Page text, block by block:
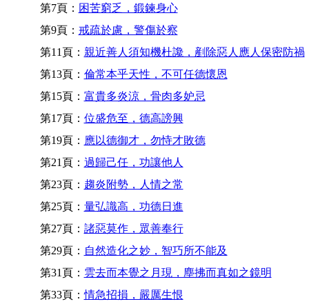
第7頁： 困苦窮乏，鍛鍊身心
第9頁： 戒疏於慮，警傷於察
第11頁： 親近善人須知機杜讒，剷除惡人應人保密防禍
第13頁： 倫常本乎天性，不可任德懷恩
第15頁： 富貴多炎涼，骨肉多妒忌
第17頁： 位盛危至，德高謗興
第19頁： 應以德御才，勿恃才敗德
第21頁： 過歸己任，功讓他人
第23頁： 趨炎附勢，人情之常
第25頁： 量弘識高，功德日進
第27頁： 諸惡莫作，眾善奉行
第29頁： 自然造化之妙，智巧所不能及
第31頁： 雲去而本覺之月現，塵拂而真如之鏡明
第33頁：情急招損，嚴厲生恨